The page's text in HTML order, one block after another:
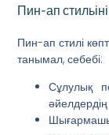
Пин-ап
Пин-ап стилі
танымал, себебі:
Сұлулық